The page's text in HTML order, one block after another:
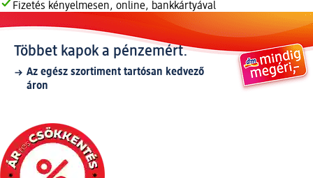
Fizetés kényelmesen, online, bankkártyával
Többet kapok a pénzemért.
Az egész szortiment tartósan kedvező
áron